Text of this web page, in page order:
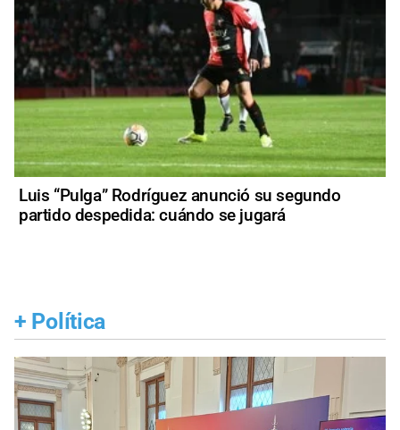
Luis “Pulga” Rodríguez anunció su segundo
partido despedida: cuándo se jugará
+ Política